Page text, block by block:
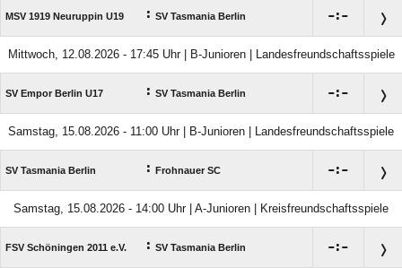
MSV 1919 Neuruppin U19 : SV Tasmania Berlin :
Mittwoch, 12.08.2026 - 17:45 Uhr | B-Junioren | Landesfreundschaftsspiele
SV Empor Berlin U17 : SV Tasmania Berlin :
Samstag, 15.08.2026 - 11:00 Uhr | B-Junioren | Landesfreundschaftsspiele
SV Tasmania Berlin : Frohnauer SC :
Samstag, 15.08.2026 - 14:00 Uhr | A-Junioren | Kreisfreundschaftsspiele
FSV Schöningen 2011 e.V. : SV Tasmania Berlin :